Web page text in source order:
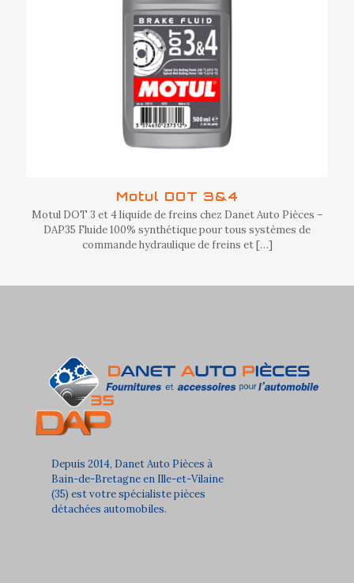
Motul DOT 3&4
Motul DOT 3 et 4 liquide de freins chez Danet Auto Pièces –
DAP35 Fluide 100% synthétique pour tous systèmes de
commande hydraulique de freins et[…]
Depuis 2014, Danet Auto Pièces à
Bain-de-Bretagne en Ille-et-Vilaine
(35) est votre spécialiste pièces
détachées automobiles.